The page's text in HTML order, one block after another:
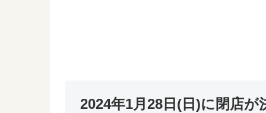
2024年1月28日(日)に閉店が